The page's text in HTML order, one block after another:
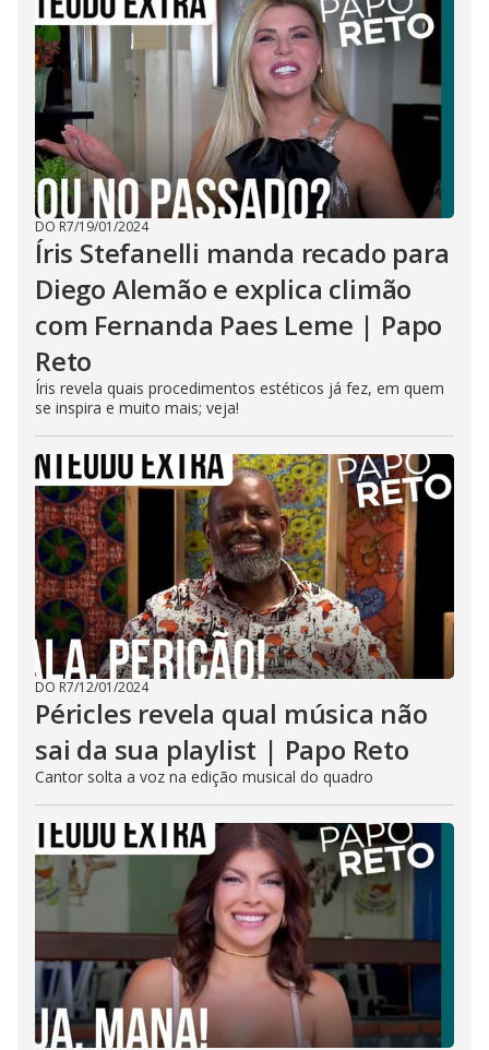
DO R7/19/01/2024
Íris Stefanelli manda recado para
Diego Alemão e explica climão
com Fernanda Paes Leme | Papo
Reto
Íris revela quais procedimentos estéticos já fez, em quem
se inspira e muito mais; veja!
DO R7/12/01/2024
Péricles revela qual música não
sai da sua playlist | Papo Reto
Cantor solta a voz na edição musical do quadro